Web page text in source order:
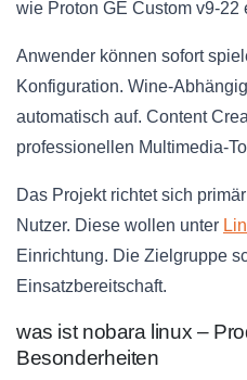
wie Proton GE Custom v9-
Anwender können sofort
Konfiguration. Wine-
automatisch auf. Content
professionellen Multimedia-
Das Projekt richtet sich
Nutzer. Diese wollen unter
Einrichtung. Die Zielgruppe
Einsatzbereitschaft.
was ist nobara linux –
Besonderheiten